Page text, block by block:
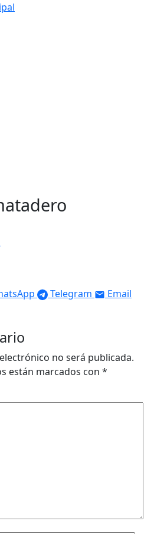
Telegram Email
no será publicada.
están marcados con *